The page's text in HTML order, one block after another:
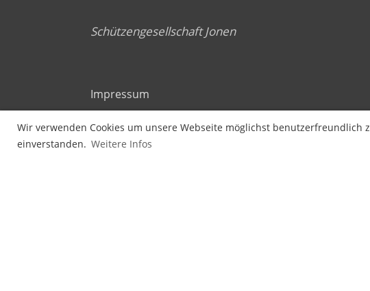
Wir verwenden Cookies um unsere Webseite möglichst
einverstanden. Weitere Infos
Schützengesellschaft Jonen
Impressum
Datenschutzerklärung